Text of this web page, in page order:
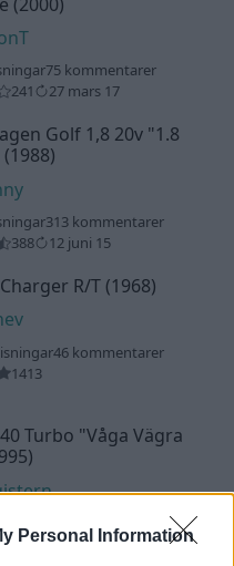
Personal Information
75 kommentarer
241
27 mars 17
Golf 1,8 20v "1.8
(1988)
313 kommentarer
388
12 juni 15
R/T (1968)
46 kommentarer
1413
Turbo "Våga Vägra
412
15 nov. 18